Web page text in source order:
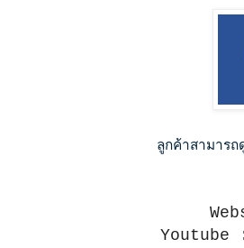
ลูกค้าสามารถ
Youtube